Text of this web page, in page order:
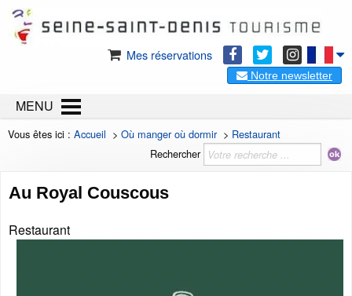
Mes réservations
Notre newsletter
MENU
Vous êtes ici : Accueil > Où manger où dormir> Restaurant
Rechercher
Au Royal Couscous
Restaurant